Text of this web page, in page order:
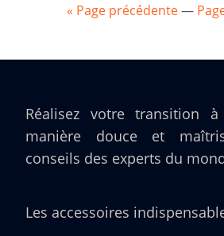
« Page précédente—
Réalisez votre transition
manière douce et
conseils des experts du
Les accessoires